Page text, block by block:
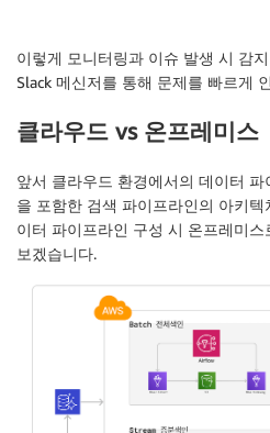
이렇게 모니터링과 이슈 발생 시 감
Slack 메신저를 통해 문제를 빠르게
클라우드 vs 온프레미스
앞서 클라우드 환경에서의 데이터 파
을 포함한 검색 파이프라인의 아키
이터 파이프라인 구성 시 온프레미
보겠습니다.